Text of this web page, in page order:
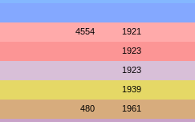
4554 1921
1923
1923
1939
480 1961